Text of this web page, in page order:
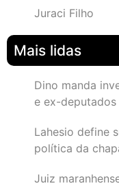
Juraci Filho
Mais lidas
Dino manda
e ex-deputados
Lahesio define
política da
Juiz